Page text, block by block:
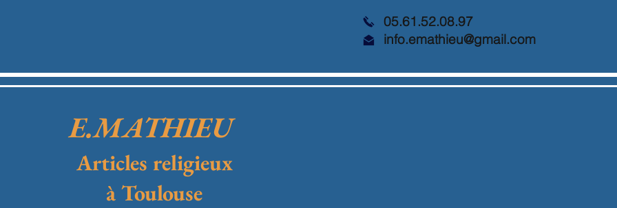
05.61.52.08.97
info.emathieu@gmail.com
E.MATHIEU
Articles religieux
à Toulouse